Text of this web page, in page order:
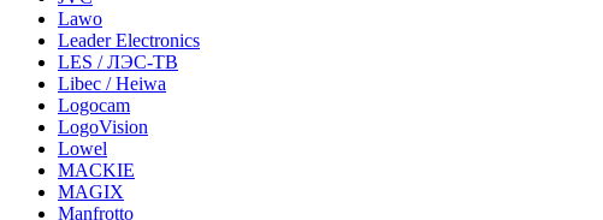
Lawo
Leader Electronics
LES / ЛЭС-ТВ
Libec / Heiwa
Logocam
LogoVision
Lowel
MACKIE
MAGIX
Manfrotto